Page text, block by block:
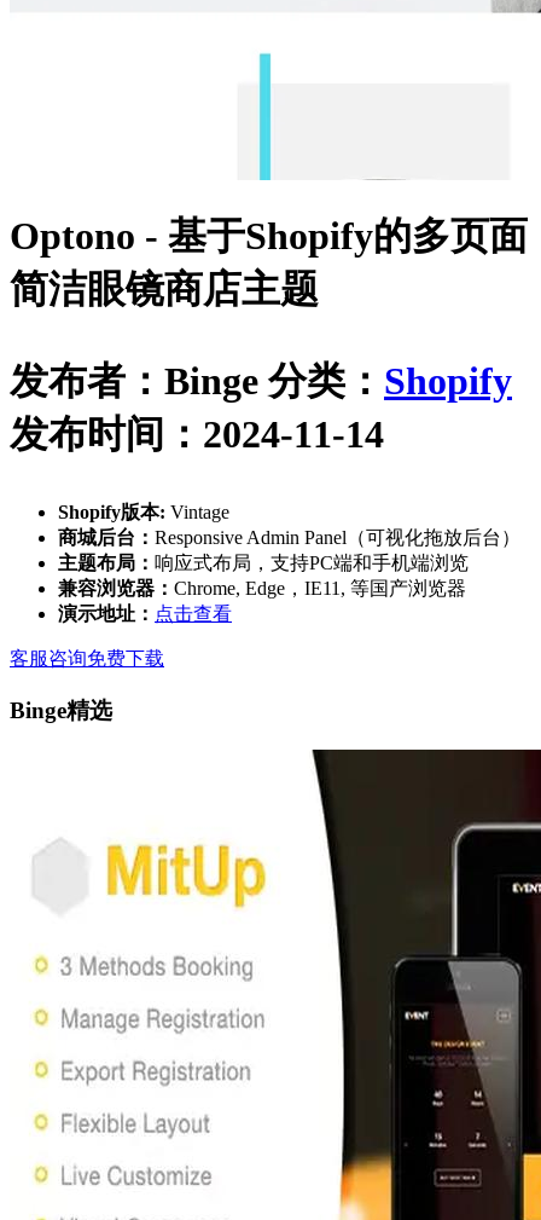
Optono - 基于Shopify的多页面
简洁眼镜商店主题
发布者：Binge 分类： Shopify
发布时间：2024-11-14
Shopify版本: Vintage
商城后台： Responsive Admin Panel（可视化拖放后台）
主题布局： 响应式布局，支持PC端和手机端浏览
兼容浏览器： Chrome, Edge，IE11, 等国产浏览器
演示地址： 点击查看
客服咨询免费下载
Binge精选